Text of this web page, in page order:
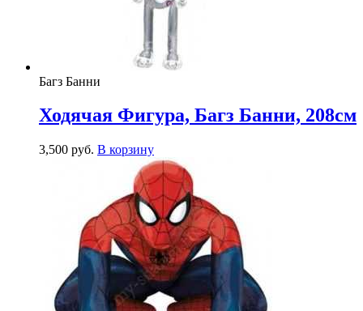
Багз Банни
Ходячая Фигура, Багз Банни, 208см
3,500 руб. В корзину